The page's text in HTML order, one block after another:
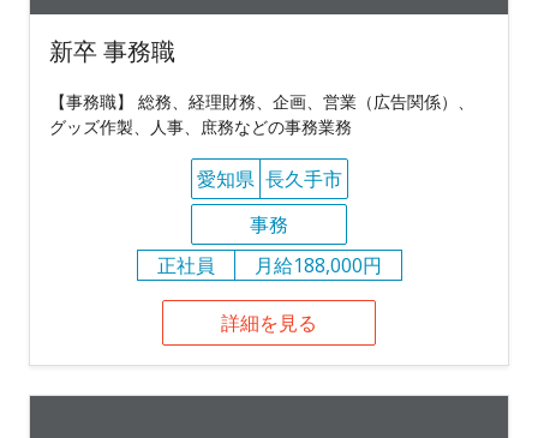
新卒 事務職
【事務職】 総務、経理財務、企画、営業（広告関係）、
グッズ作製、人事、庶務などの事務業務
愛知県 長久手市
事務
正社員
月給188,000円
詳細を見る